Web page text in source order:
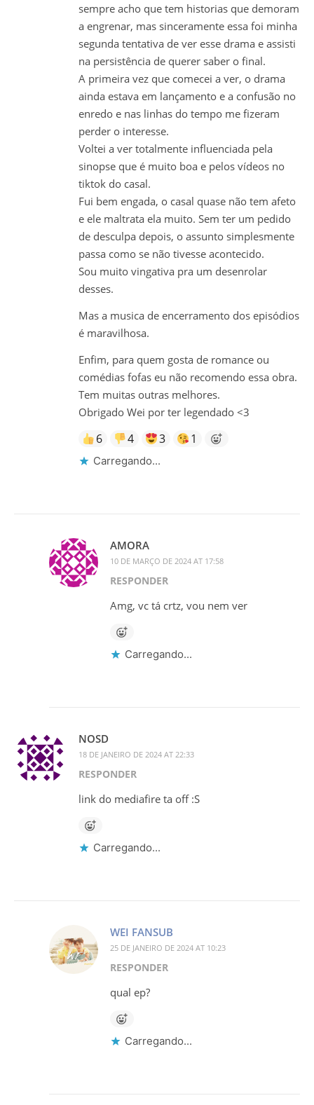
sempre acho que tem historias que demoram
a engrenar, mas sinceramente essa foi minha
segunda tentativa de ver esse drama e assisti
na persistência de querer saber o final.
A primeira vez que comecei a ver, o drama
ainda estava em lançamento e a confusão no
enredo e nas linhas do tempo me fizeram
perder o interesse.
Voltei a ver totalmente influenciada pela
sinopse que é muito boa e pelos vídeos no
tiktok do casal.
Fui bem engada, o casal quase não tem afeto
e ele maltrata ela muito. Sem ter um pedido
de desculpa depois, o assunto simplesmente
passa como se não tivesse acontecido.
Sou muito vingativa pra um desenrolar
desses.
Mas a musica de encerramento dos episódios
é maravilhosa.
Enfim, para quem gosta de romance ou
comédias fofas eu não recomendo essa obra.
Tem muitas outras melhores.
Obrigado Wei por ter legendado <3
6 4 3 1
Carregando...
AMORA
10 DE MARÇO DE 2024 AT 17:58
RESPONDER
Amg, vc tá crtz, vou nem ver
Carregando...
NOSD
18 DE JANEIRO DE 2024 AT 22:33
RESPONDER
link do mediafire ta off :S
Carregando...
WEI FANSUB
25 DE JANEIRO DE 2024 AT 10:23
RESPONDER
qual ep?
Carregando...